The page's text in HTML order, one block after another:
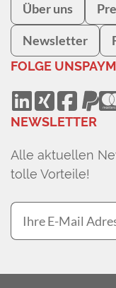
Über uns
Newsletter
FOLGE UNS
NEWSLETTER
Alle aktuellen
tolle Vorteile!